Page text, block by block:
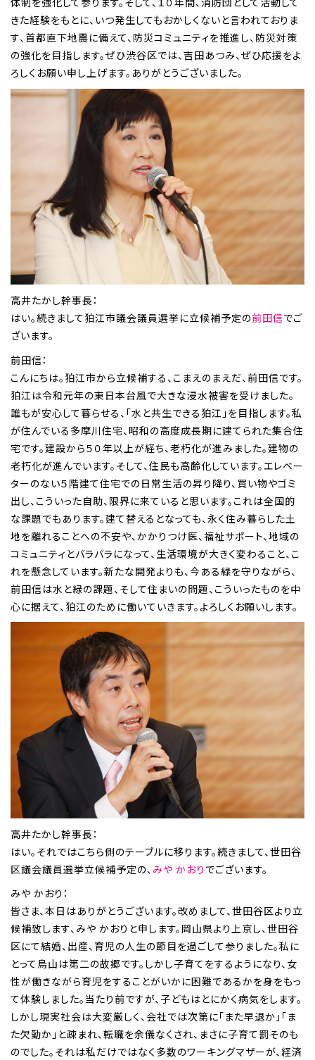
きた経験をもとに、いつ発生してもおかしくないと言われておりま
す、首都直下地震に備えて、防災コミュニティを推進し、防災対策
の強化を目指します。ぜひ渋谷区では、吉田あつみ、ぜひ応援をよ
ろしくお願い申し上げます。ありがとうございました。
高井たかし幹事長：
はい。続きまして狛江市議会議員選挙に立候補予定の前田信でご
ざいます。
前田信：
こんにちは。狛江市から立候補する、こまえのまえだ、前田信です。
狛江は令和元年の東日本台風で大きな浸水被害を受けました。
誰もが安心して暮らせる、「水と共生できる狛江」を目指します。私
が住んでいる多摩川住宅、昭和の高度成長期に建てられた集合住
宅です。建設から５０年以上が経ち、老朽化が進みました。建物の
老朽化が進んでいます。そして、住民も高齢化しています。エレベー
ターのない５階建て住宅での日常生活の昇り降り、買い物やゴミ
出し、こういった自助、限界に来ていると思います。これは全国的
な課題でもあります。建て替えるとなっても、永く住み暮らした土
地を離れることへの不安や、かかりつけ医、福祉サポート、地域の
コミュニティとバラバラになって、生活環境が大きく変わること、こ
れを懸念しています。新たな開発よりも、今ある緑を守りながら、
前田信は水と緑の課題、そして住まいの問題、こういったものを中
心に据えて、狛江のために働いていきます。よろしくお願いします。
高井たかし幹事長：
はい。それではこちら側のテーブルに移ります。続きまして、世田谷
区議会議員選挙立候補予定の、 みや かおり でございます。
みや かおり：
皆さま、本日はありがとうございます。改めまして、世田谷区より立
候補致します、みや かおりと申します。岡山県より上京し、世田谷
区にて結婚、出産、育児の人生の節目を過ごして参りました。私に
とって烏山は第二の故郷です。しかし子育てをするようになり、女
性が働きながら育児をすることがいかに困難であるかを身をもっ
て体験しました。当たり前ですが、子どもはとにかく病気をします。
しかし現実社会は大変厳しく、会社では次第に「また早退か」「ま
た欠勤か」と疎まれ、転職を余儀なくされ、まさに子育て罰そのも
のでした。それは私だけではなく多数のワーキングマザーが、経済